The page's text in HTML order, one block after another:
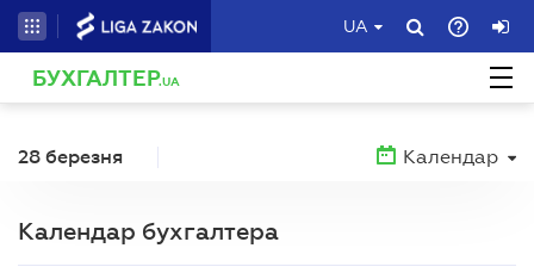
UA
БУХГАЛТЕР.UA
28 березня Календар
Календар бухгалтера